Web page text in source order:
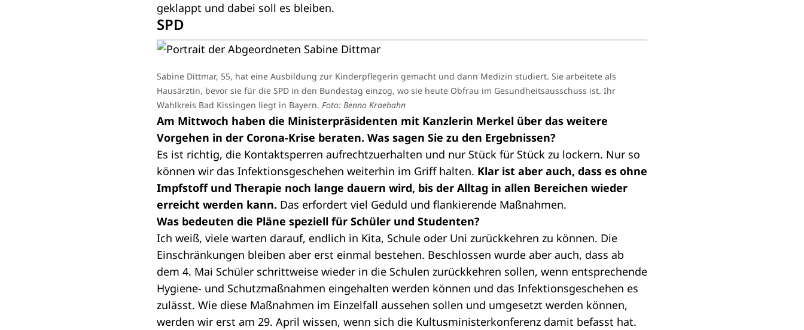
geklappt und dabei soll es bleiben.
SPD
Sabine Dittmar, 55, hat eine Ausbildung zur Kinderpflegerin gemacht und dann Medizin studiert. Sie arbeitete als
Hausärztin, bevor sie für die SPD in den Bundestag einzog, wo sie heute Obfrau im Gesundheitsausschuss ist. Ihr
Wahlkreis Bad Kissingen liegt in Bayern. Foto: Benno Kraehahn
Am Mittwoch haben die Ministerpräsidenten mit Kanzlerin Merkel über das weitere
Vorgehen in der Corona-Krise beraten. Was sagen Sie zu den Ergebnissen?
Es ist richtig, die Kontaktsperren aufrechtzuerhalten und nur Stück für Stück zu lockern. Nur so
können wir das Infektionsgeschehen weiterhin im Griff halten. Klar ist aber auch, dass es ohne
Impfstoff und Therapie noch lange dauern wird, bis der Alltag in allen Bereichen wieder
erreicht werden kann. Das erfordert viel Geduld und flankierende Maßnahmen.
Was bedeuten die Pläne speziell für Schüler und Studenten?
Ich weiß, viele warten darauf, endlich in Kita, Schule oder Uni zurückkehren zu können. Die
Einschränkungen bleiben aber erst einmal bestehen. Beschlossen wurde aber auch, dass ab
dem 4. Mai Schüler schrittweise wieder in die Schulen zurückkehren sollen, wenn entsprechende
Hygiene- und Schutzmaßnahmen eingehalten werden können und das Infektionsgeschehen es
zulässt. Wie diese Maßnahmen im Einzelfall aussehen sollen und umgesetzt werden können,
werden wir erst am 29. April wissen, wenn sich die Kultusministerkonferenz damit befasst hat.